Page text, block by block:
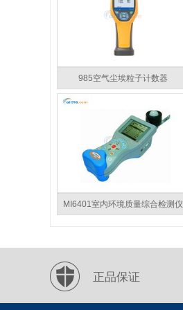
985空气尘埃粒子计数器
MI6401室内环境质量综合检测仪
正品保证